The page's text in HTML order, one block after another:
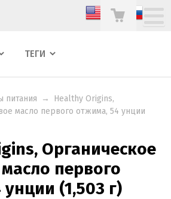
ТЕГИ
питания →
Healthy Origins,
масло первого отжима, 54 унции
Органическое
первого
(1,503 г)